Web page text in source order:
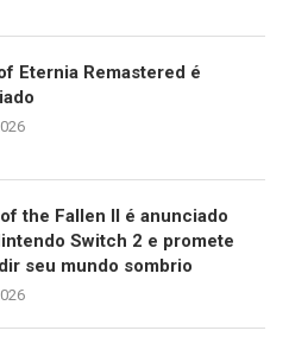
Eternia Remastered é
the Fallen II é anunciado
Switch 2 e promete
seu mundo sombrio